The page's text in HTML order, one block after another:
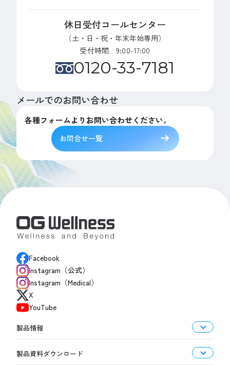
休日受付コールセンター
（土・日・祝・年末年始専用）
受付時間 9:00-17:00
0120-33-7181
メールでのお問い合わせ
各種フォームよりお問い合わせください。
お問合せ一覧
Facebook
Instagram（公式）
Instagram（Medical）
X
YouTube
製品情報
製品資料ダウンロード